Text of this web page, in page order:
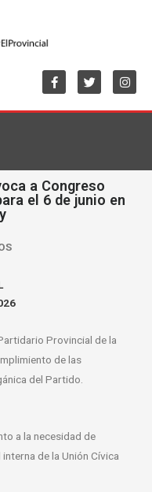
a Congreso
el 6 de junio en
Provincial de la
de las
del Partido.
a la necesidad de
de la Unión Cívica